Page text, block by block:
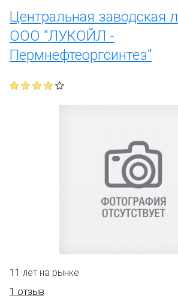
Центральная заводская
ООО "ЛУКОЙЛ -
Пермнефтеоргсинтез"
11 лет на рынке
1 отзыв